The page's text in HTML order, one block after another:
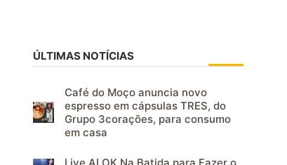
ÚLTIMAS NOTÍCIAS
Café do Moço anuncia novo
espresso em cápsulas TRES, do
Grupo 3corações, para consumo
em casa